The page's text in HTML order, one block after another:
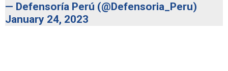
— Defensoría Perú (@Defensoria_Peru)
January 24, 2023